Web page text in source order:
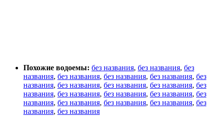
Похожие водоемы: без названия, без названия, без
названия, без названия, без названия, без названия, без
названия, без названия, без названия, без названия, без
названия, без названия, без названия, без названия, без
названия, без названия, без названия, без названия, без
названия, без названия